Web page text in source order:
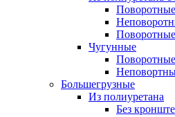
Поворотные
Чугунные
Поворотные
Большегрузные
Из полиуретана
Без